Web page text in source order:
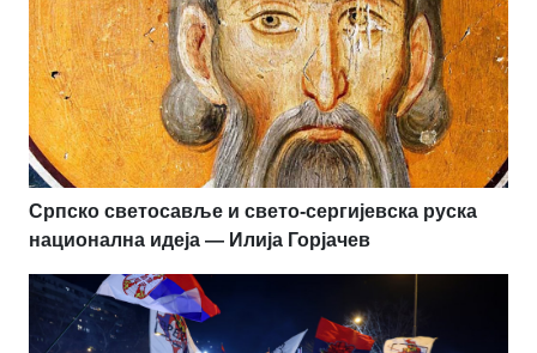
Српско светосавље и свето-сергијевска руска
национална идеја — Илија Горјачев